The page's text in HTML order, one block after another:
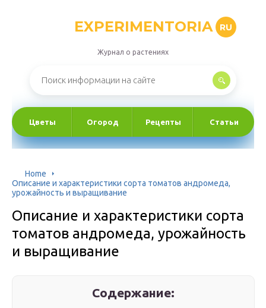
EXPERIMENTORIA RU
Журнал о растениях
Цветы Огород Рецепты Статьи
Home
Описание и характеристики сорта томатов андромеда,
урожайность и выращивание
Описание и характеристики сорта
томатов андромеда, урожайность
и выращивание
Содержание: